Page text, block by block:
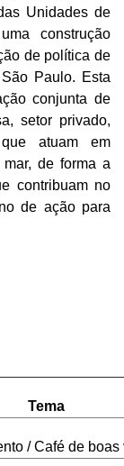
Unidades de
construção
de política de
Paulo. Esta
conjunta de
setor privado,
atuam em
de forma a
contribuam no
de ação para
Tema
/ Café de boas